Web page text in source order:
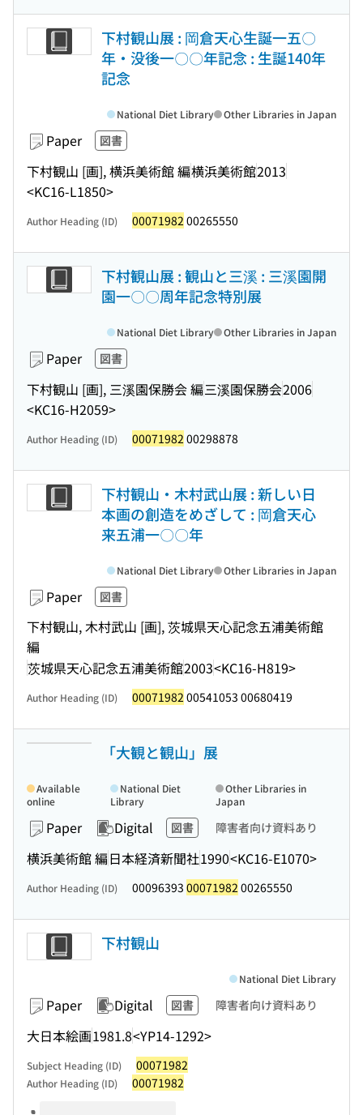
下村観山展 : 岡倉天心生誕一五〇
年・没後一〇〇年記念 : 生誕140年
記念
Paper 図書
下村観山 [画], 横浜美術館 編横浜美術館2013
<KC16-L1850>
National Diet Library Other Libraries in Japan
Author Heading (ID) 00071982 00265550
下村観山展 : 観山と三溪 : 三溪園開
園一〇〇周年記念特別展
Paper 図書
下村観山 [画], 三溪園保勝会 編三溪園保勝会2006
<KC16-H2059>
National Diet Library Other Libraries in Japan
Author Heading (ID) 00071982 00298878
下村観山・木村武山展 : 新しい日
本画の創造をめざして : 岡倉天心
来五浦一〇〇年
Paper 図書
下村観山, 木村武山 [画], 茨城県天心記念五浦美術館
編
茨城県天心記念五浦美術館2003<KC16-H819>
National Diet Library Other Libraries in Japan
Author Heading (ID) 00071982 00541053 00680419
「大観と観山」展
Paper Digital 図書 障害者向け資料あり
横浜美術館 編日本経済新聞社1990<KC16-E1070>
Available
online
National Diet
Library
Other Libraries in
Japan
Author Heading (ID) 00096393 00071982 00265550
下村観山
Paper Digital 図書 障害者向け資料あり
大日本絵画1981.8<YP14-1292>
National Diet Library
Subject Heading (ID) 00071982
Author Heading (ID) 00071982
Volumes of this title